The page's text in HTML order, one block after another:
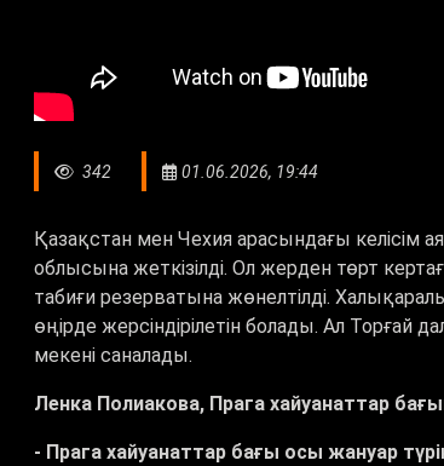
342 01.06.2026, 19:44
Қазақстан мен Чехия арасындағы
облысына жеткізілді. Ол жерден төрт
табиғи резерватына жөнелтілді.
өңірде жерсіндірілетін болады. Ал Торғай
мекені саналады.
Ленка Полиакова, Прага хайуанаттар
- Прага хайуанаттар бағы осы жануар